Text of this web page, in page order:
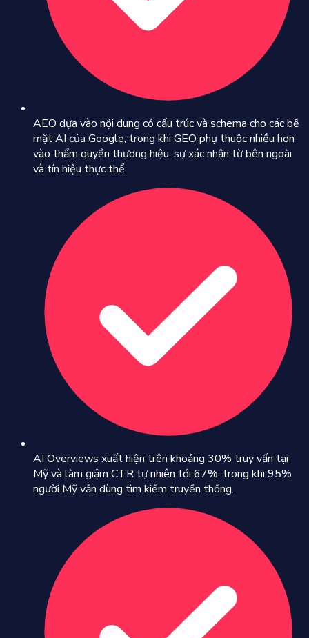
AEO dựa vào nội dung có cấu trúc và schema cho các bề
mặt AI của Google, trong khi GEO phụ thuộc nhiều hơn
vào thẩm quyền thương hiệu, sự xác nhận từ bên ngoài
và tín hiệu thực thể.
AI Overviews xuất hiện trên khoảng 30% truy vấn tại
Mỹ và làm giảm CTR tự nhiên tới 67%, trong khi 95%
người Mỹ vẫn dùng tìm kiếm truyền thống.